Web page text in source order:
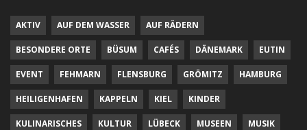
AKTIV AUF DEM WASSER AUF RÄDERN
BESONDERE ORTE BÜSUM CAFÉS DÄNEMARK EUTIN
EVENT FEHMARN FLENSBURG GRÖMITZ HAMBURG
HEILIGENHAFEN KAPPELN KIEL KINDER
KULINARISCHES KULTUR LÜBECK MUSEEN MUSIK